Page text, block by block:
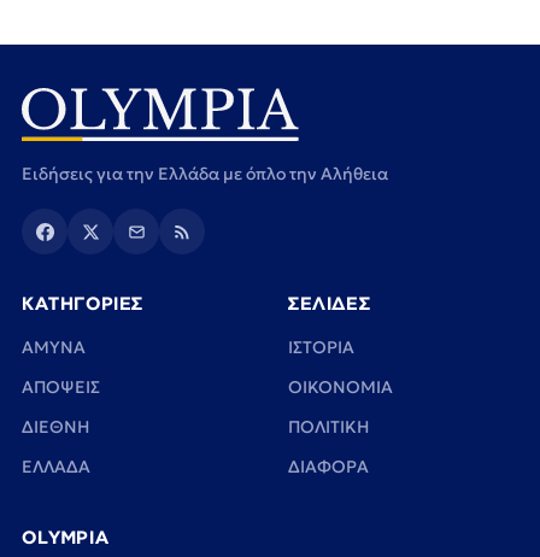
Ειδήσεις για την Ελλάδα με όπλο την Αλήθεια
ΚΑΤΗΓΟΡΙΕΣ
ΑΜΥΝΑ
ΑΠΟΨΕΙΣ
ΔΙΕΘΝΗ
ΕΛΛΑΔΑ
ΣΕΛΙΔΕΣ
ΙΣΤΟΡΙΑ
ΟΙΚΟΝΟΜΙΑ
ΠΟΛΙΤΙΚΗ
ΔΙΑΦΟΡΑ
OLYMPIA